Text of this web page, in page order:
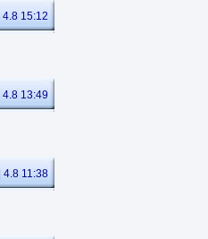
| 4.8 15:12
| 4.8 13:49
| 4.8 11:38